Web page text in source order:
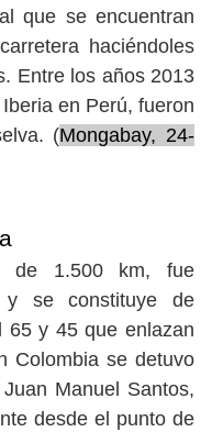
que se encuentran
haciéndoles
Entre los años 2013
en Perú, fueron
(Mongabay, 24-
de 1.500 km, fue
se constituye de
65 y 45 que enlazan
Colombia se detuvo
Manuel Santos,
desde el punto de